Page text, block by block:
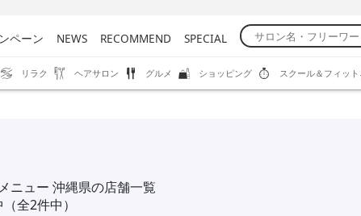
ペーン NEWS RECOMMEND SPECIAL
リラク ヘアサロン グルメ ショッピング スクール＆フィット
ニュー 沖縄県の店舗一覧
全2件中）